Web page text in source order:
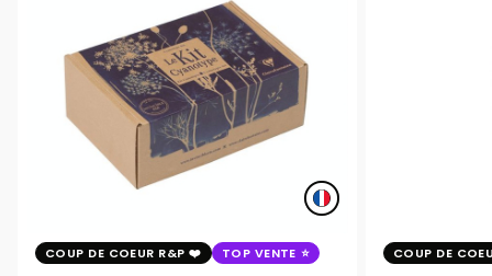
COUP DE COEUR R&P TOP VENTE COUP DE